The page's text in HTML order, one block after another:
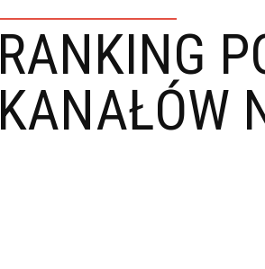
RANKING
KANAŁÓW